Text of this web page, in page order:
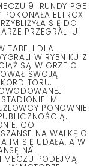
9. RUNDY PGE
POKONAŁA ELTROX
SIĘ DO
PRZEGRALI U
TABELI DLA
W RYBNIKU Z
SĄ W GRZE O
SWOJĄ
TORU.
IM.
PONOWNIE
CO
NA WALKĘ O
IM SIĘ UDAŁA, A W
NA
MECZU PODEJMĄ